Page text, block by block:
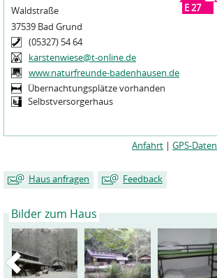
E 27
Waldstraße
37539 Bad Grund
(05327) 54 64
karstenwiese@t-online.de
www.naturfreunde-badenhausen.de
Übernachtungsplätze vorhanden
Selbstversorgerhaus
Anfahrt | GPS-Daten
Haus anfragen Feedback
Mein Name*
Meine E-Mailadresse*
Mein Name*
Meine E-Mailadresse*
Bilder zum Haus